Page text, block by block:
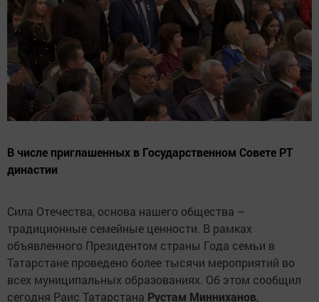
В числе приглашенных в Государственном Совете РТ
династии
Сила Отечества, основа нашего общества –
традиционные семейные ценности. В рамках
объявленного Президентом страны Года семьи в
Татарстане проведено более тысячи мероприятий во
всех муниципальных образованиях. Об этом сообщил
сегодня Раис Татарстана Рустам Минниханов,